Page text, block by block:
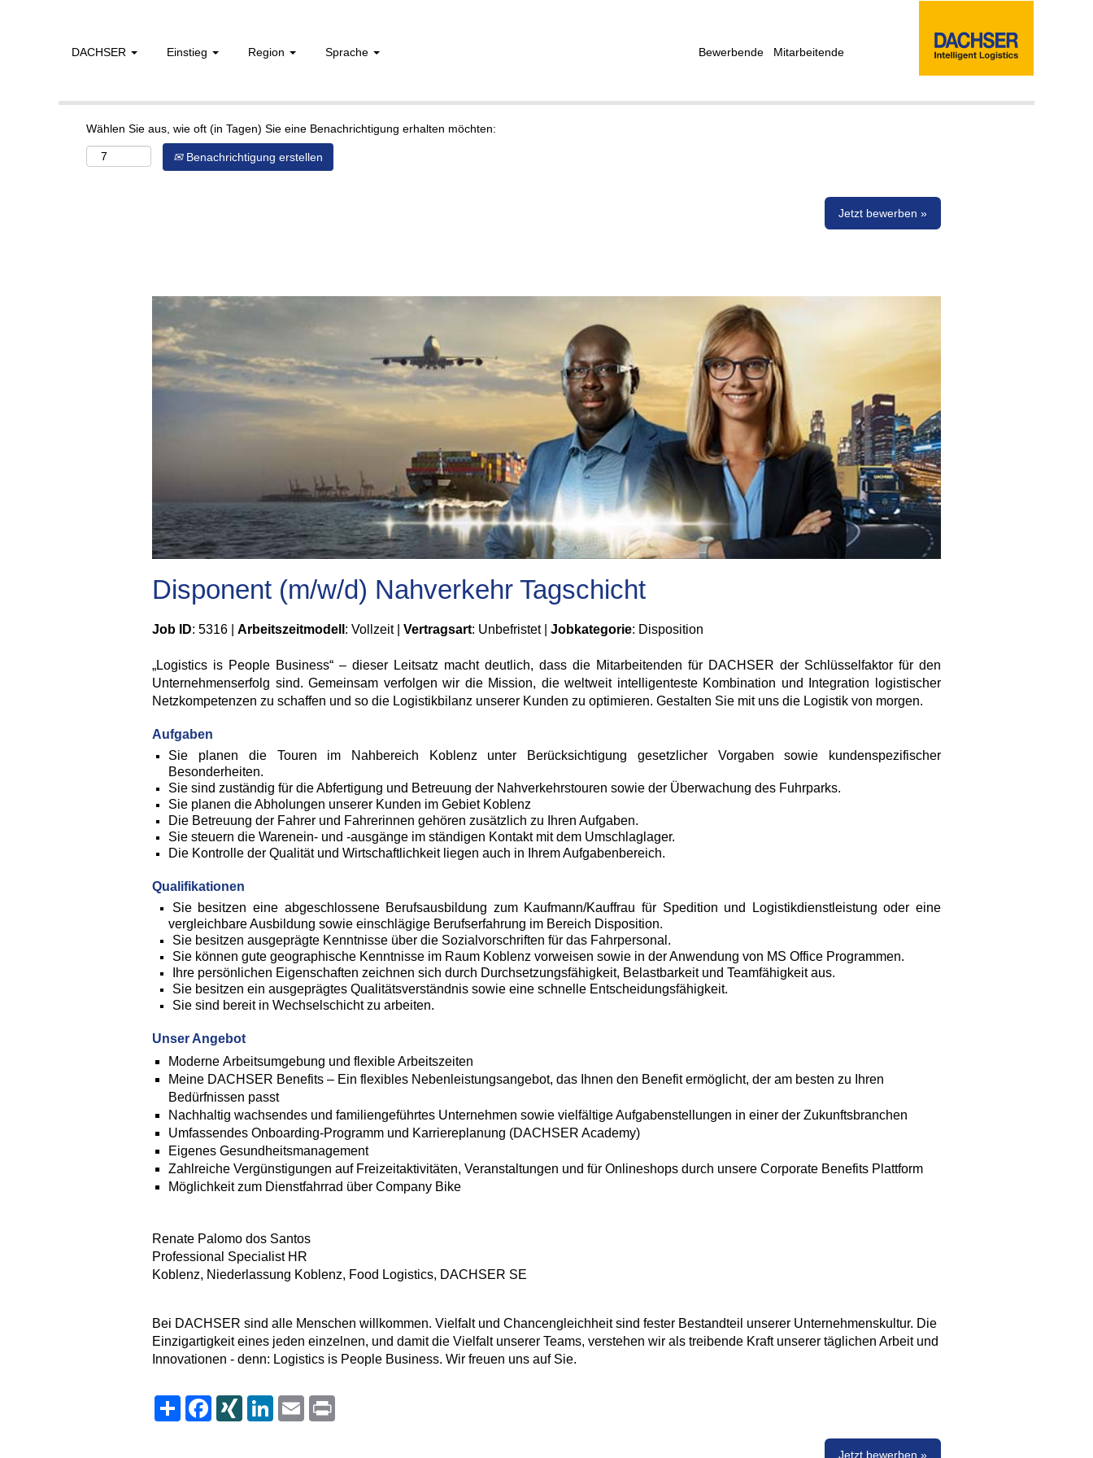
DACHSER Einstieg Region Sprache Bewerbende Mitarbeitende
Mehr Optionen anzeigen
Wählen Sie aus, wie oft (in Tagen) Sie eine Benachrichtigung erhalten möchten:
Benachrichtigung erstellen
Jetzt bewerben »
Disponent (m/w/d) Nahverkehr Tagschicht
Job ID: 5316 | Arbeitszeitmodell : Vollzeit | Vertragsart: Unbefristet | Jobkategorie: Disposition
„Logistics is People Business“ – dieser Leitsatz macht deutlich, dass die Mitarbeitenden für DACHSER der Schlüsselfaktor für den
Unternehmenserfolg sind. Gemeinsam verfolgen wir die Mission, die weltweit intelligenteste Kombination und Integration logistischer
Netzkompetenzen zu schaffen und so die Logistikbilanz unserer Kunden zu optimieren. Gestalten Sie mit uns die Logistik von morgen.
Aufgaben
Sie planen die Touren im Nahbereich Koblenz unter Berücksichtigung gesetzlicher Vorgaben sowie kundenspezifischer
Besonderheiten.
Sie sind zuständig für die Abfertigung und Betreuung der Nahverkehrstouren sowie der Überwachung des Fuhrparks.
Sie planen die Abholungen unserer Kunden im Gebiet Koblenz
Die Betreuung der Fahrer und Fahrerinnen gehören zusätzlich zu Ihren Aufgaben.
Sie steuern die Warenein- und -ausgänge im ständigen Kontakt mit dem Umschlaglager.
Die Kontrolle der Qualität und Wirtschaftlichkeit liegen auch in Ihrem Aufgabenbereich.
Qualifikationen
Sie besitzen eine abgeschlossene Berufsausbildung zum Kaufmann/Kauffrau für Spedition und Logistikdienstleistung oder eine
vergleichbare Ausbildung sowie einschlägige Berufserfahrung im Bereich Disposition.
Sie besitzen ausgeprägte Kenntnisse über die Sozialvorschriften für das Fahrpersonal.
Sie können gute geographische Kenntnisse im Raum Koblenz vorweisen sowie in der Anwendung von MS Office Programmen.
Ihre persönlichen Eigenschaften zeichnen sich durch Durchsetzungsfähigkeit, Belastbarkeit und Teamfähigkeit aus.
Sie besitzen ein ausgeprägtes Qualitätsverständnis sowie eine schnelle Entscheidungsfähigkeit.
Sie sind bereit in Wechselschicht zu arbeiten.
Unser Angebot
Moderne Arbeitsumgebung und flexible Arbeitszeiten
Meine DACHSER Benefits – Ein flexibles Nebenleistungsangebot, das Ihnen den Benefit ermöglicht, der am besten zu Ihren
Bedürfnissen passt
Nachhaltig wachsendes und familiengeführtes Unternehmen sowie vielfältige Aufgabenstellungen in einer der Zukunftsbranchen
Umfassendes Onboarding-Programm und Karriereplanung (DACHSER Academy)
Eigenes Gesundheitsmanagement
Zahlreiche Vergünstigungen auf Freizeitaktivitäten, Veranstaltungen und für Onlineshops durch unsere Corporate Benefits Plattform
Möglichkeit zum Dienstfahrrad über Company Bike
Renate Palomo dos Santos
Professional Specialist HR
Koblenz, Niederlassung Koblenz, Food Logistics, DACHSER SE
Bei DACHSER sind alle Menschen willkommen. Vielfalt und Chancengleichheit sind fester Bestandteil unserer Unternehmenskultur. Die
Einzigartigkeit eines jeden einzelnen, und damit die Vielfalt unserer Teams, verstehen wir als treibende Kraft unserer täglichen Arbeit und
Innovationen - denn: Logistics is People Business. Wir freuen uns auf Sie.
Share FacebookXING LinkedInEmail
Jetzt bewerben »